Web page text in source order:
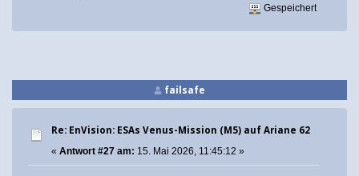
Gespeichert
failsafe
Re: EnVision: ESAs Venus-Mission (M5) auf Ariane 62
« Antwort #27 am: 15. Mai 2026, 11:45:12 »